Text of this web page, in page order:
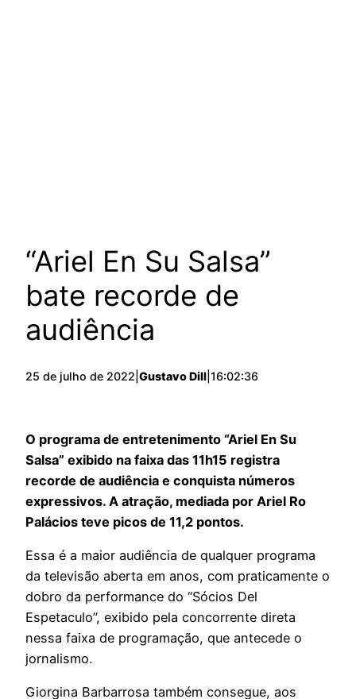
“Ariel En Su Salsa”
bate recorde de
audiência
25 de julho de 2022 Gustavo Dill 16:02:36
O programa de entretenimento “Ariel En Su
Salsa” exibido na faixa das 11h15 registra
recorde de audiência e conquista números
expressivos. A atração, mediada por Ariel Ro
Palácios teve picos de 11,2 pontos.
Essa é a maior audiência de qualquer programa
da televisão aberta em anos, com praticamente o
dobro da performance do “Sócios Del
Espetaculo”, exibido pela concorrente direta
nessa faixa de programação, que antecede o
jornalismo.
Giorgina Barbarrosa também consegue, aos